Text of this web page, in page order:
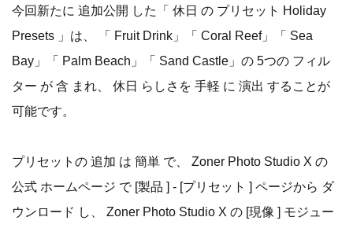
今回新たに 追加公開 した「 休日 の プリセット Holiday
Presets 」は、 「 Fruit Drink」「 Coral Reef」「 Sea
Bay」「 Palm Beach」「 Sand Castle」の 5つの フィル
ター が 含 まれ、 休日 らしさを 手軽 に 演出 することが
可能です。
プリセットの 追加 は 簡単 で、 Zoner Photo Studio X の
公式 ホームページ で [製品 ] - [プリセット ] ページから ダ
ウンロード し、 Zoner Photo Studio X の [現像 ] モジュー